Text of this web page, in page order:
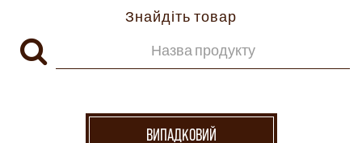
Знайдіть товар
ВИПАДКОВИЙ